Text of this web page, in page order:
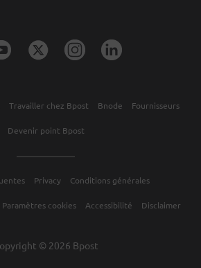
Privacy Conditions générales
Paramètres cookies Accessibilité Disclaimer
Travailler chez Bpost Bnode Fournisseurs
Devenir point Bpost
© 2026 Bpost